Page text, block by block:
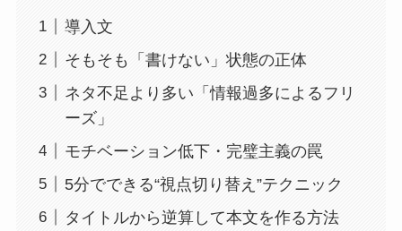
導入文
そもそも「書けない」状態の正体
ネタ不足より多い「情報過多によるフリ
ーズ」
モチベーション低下・完璧主義の罠
5分でできる“視点切り替え”テクニック
タイトルから逆算して本文を作る方法